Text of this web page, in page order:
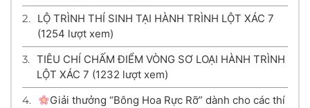
2.
LỘ TRÌNH THÍ SINH TẠI HÀNH TRÌNH LỘT XÁC 7
(1254 lượt xem)
3. TIÊU CHÍ CHẤM ĐIỂM VÒNG SƠ LOẠI HÀNH TRÌNH
LỘT XÁC 7 (1232 lượt xem)
4.
Giải thưởng “Bông Hoa Rực Rỡ” dành cho các thí